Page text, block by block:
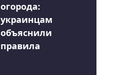
огорода:
украинцам
объяснили
правила